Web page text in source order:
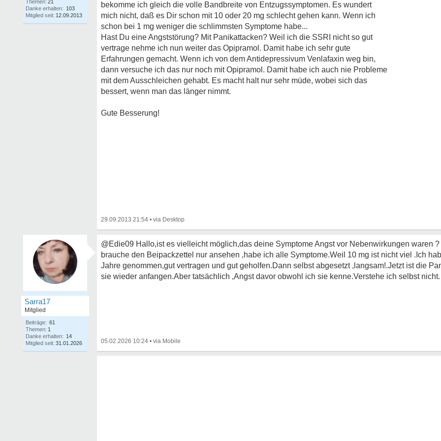
Themen: 21
Danke erhalten: 103
Mitglied seit: 12.09.2013
bekomme ich gleich die volle Bandbreite von Entzugssymptomen. Es wundert
mich nicht, daß es Dir schon mit 10 oder 20 mg schlecht gehen kann. Wenn ich
schon bei 1 mg weniger die schlimmsten Symptome habe...
Hast Du eine Angststörung? Mit Panikattacken? Weil ich die SSRI nicht so gut
vertrage nehme ich nun weiter das Opipramol. Damit habe ich sehr gute
Erfahrungen gemacht. Wenn ich von dem Antidepressivum Venlafaxin weg bin,
dann versuche ich das nur noch mit Opipramol. Damit habe ich auch nie Probleme
mit dem Ausschleichen gehabt. Es macht halt nur sehr müde, wobei sich das
bessert, wenn man das länger nimmt.
Gute Besserung!
29.09.2013 21:54 •
Sarra17
Mitglied
Beiträge: 61
Themen: 1
Danke erhalten: 14
Mitglied seit: 31.01.2026
@Edie09 Hallo,ist es vielleicht möglich,das deine Symptome Angst vor Nebenwirkungen waren
brauche den Beipackzettel nur ansehen ,habe ich alle Symptome.Weil 10 mg ist nicht viel .Ich
Jahre genommen,gut vertragen und gut geholfen.Dann selbst abgesetzt ,langsam!.Jetzt ist die
sie wieder anfangen.Aber tatsächlich ,Angst davor obwohl ich sie kenne.Verstehe ich selbst nicht.
05.02.2026 10:24 •